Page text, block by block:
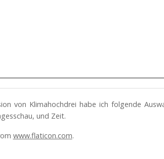
von Klimahochdrei habe ich folgende
und Zeit.
www.flaticon.com.